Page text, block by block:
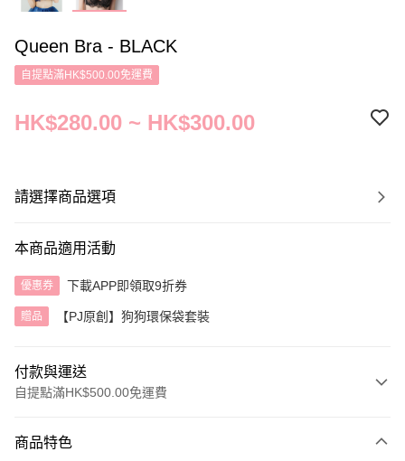
Queen Bra - BLACK
自提點滿HK$500.00免運費
HK$280.00 ~ HK$300.00
請選擇商品選項
本商品適用活動
優惠券 下載APP即領取9折券
贈品 【PJ原創】狗狗環保袋套裝
付款與運送
自提點滿HK$500.00免運費
信用卡
商品特色